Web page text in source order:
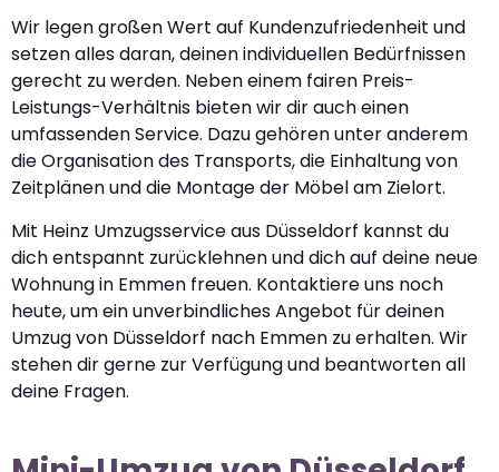
Wir legen großen Wert auf Kundenzufriedenheit und
setzen alles daran, deinen individuellen Bedürfnissen
gerecht zu werden. Neben einem fairen Preis-
Leistungs-Verhältnis bieten wir dir auch einen
umfassenden Service. Dazu gehören unter anderem
die Organisation des Transports, die Einhaltung von
Zeitplänen und die Montage der Möbel am Zielort.
Mit Heinz Umzugsservice aus Düsseldorf kannst du
dich entspannt zurücklehnen und dich auf deine neue
Wohnung in Emmen freuen. Kontaktiere uns noch
heute, um ein unverbindliches Angebot für deinen
Umzug von Düsseldorf nach Emmen zu erhalten. Wir
stehen dir gerne zur Verfügung und beantworten all
deine Fragen.